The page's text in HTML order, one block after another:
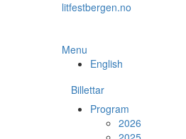
litfestbergen.no
Menu
English
Billettar
Program
2026